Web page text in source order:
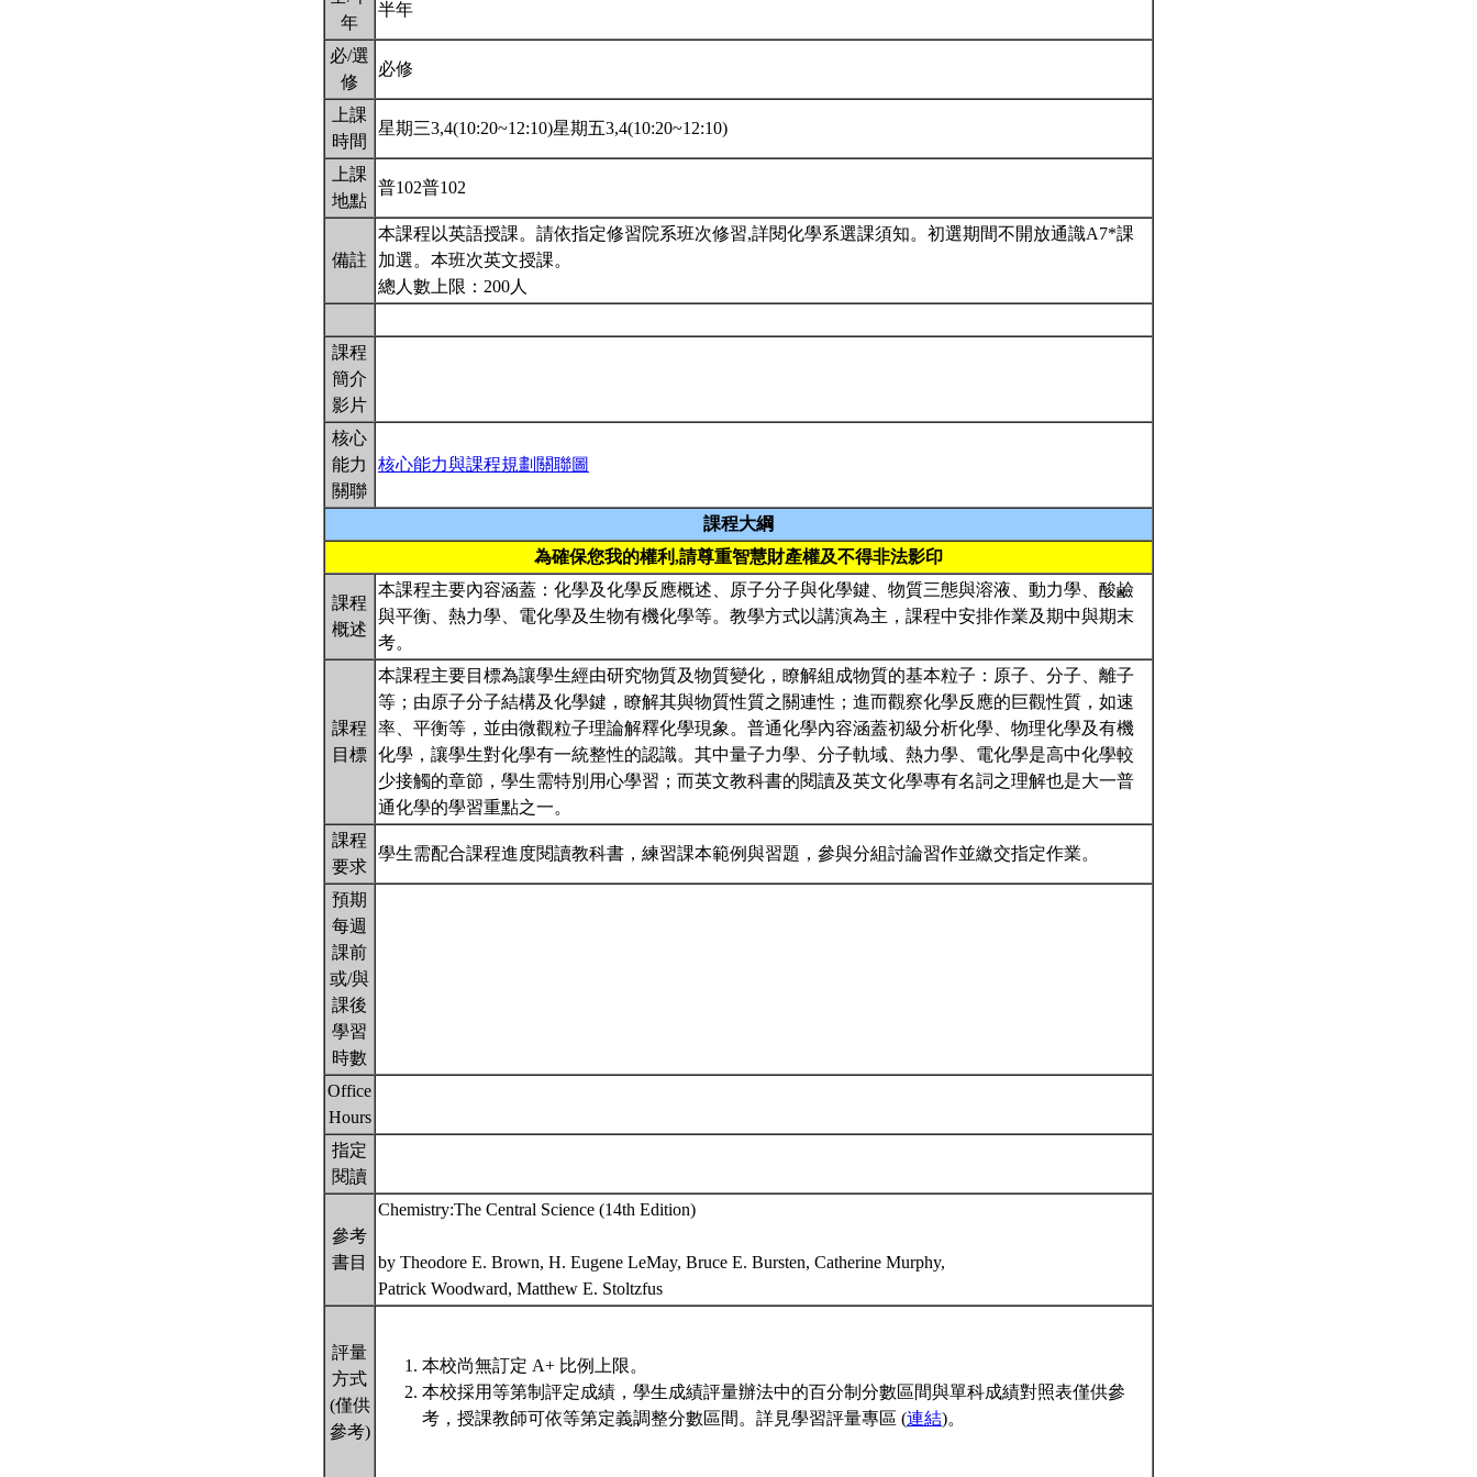
年
半年
必/選
修
必修
上課
時間
星期三3,4(10:20~12:10)星期五3,4(10:20~12:10)
上課
地點
普102普102
備註
本課程以英語授課。請依指定修習院系班次修習,詳閱化學系選課須知。初選期間不開放通識A7*課
加選。本班次英文授課。
總人數上限：200人
課程
簡介
影片
核心
能力
關聯
核心能力與課程規劃關聯圖
課程大綱
為確保您我的權利,請尊重智慧財產權及不得非法影印
課程
概述
本課程主要內容涵蓋：化學及化學反應概述、原子分子與化學鍵、物質三態與溶液、動力學、酸鹼
與平衡、熱力學、電化學及生物有機化學等。教學方式以講演為主，課程中安排作業及期中與期末
考。
課程
目標
本課程主要目標為讓學生經由研究物質及物質變化，瞭解組成物質的基本粒子：原子、分子、離子
等；由原子分子結構及化學鍵，瞭解其與物質性質之關連性；進而觀察化學反應的巨觀性質，如速
率、平衡等，並由微觀粒子理論解釋化學現象。普通化學內容涵蓋初級分析化學、物理化學及有機
化學，讓學生對化學有一統整性的認識。其中量子力學、分子軌域、熱力學、電化學是高中化學較
少接觸的章節，學生需特別用心學習；而英文教科書的閱讀及英文化學專有名詞之理解也是大一普
通化學的學習重點之一。
課程
要求
學生需配合課程進度閱讀教科書，練習課本範例與習題，參與分組討論習作並繳交指定作業。
預期
每週
課前
或/與
課後
學習
時數
Office
Hours
指定
閱讀
參考
書目
Chemistry:The Central Science (14th Edition)
by Theodore E. Brown, H. Eugene LeMay, Bruce E. Bursten, Catherine Murphy,
Patrick Woodward, Matthew E. Stoltzfus
評量
方式
(僅供
參考)
本校尚無訂定 A+ 比例上限。
本校採用等第制評定成績，學生成績評量辦法中的百分制分數區間與單科成績對照表僅供參
考，授課教師可依等第定義調整分數區間。詳見學習評量專區 (連結)。